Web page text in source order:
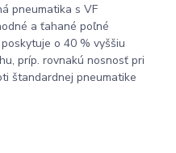
pneumatika s VF
a ťahané poľné
o 40 % vyššiu
príp. rovnakú nosnosť pri
štandardnej pneumatike